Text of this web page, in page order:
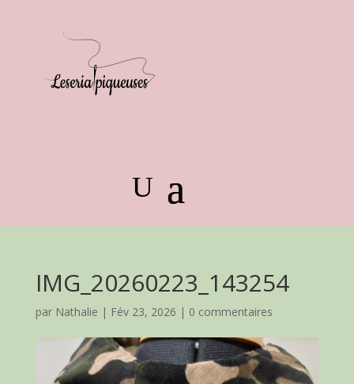
IMG_20260223_143254
par Nathalie | Fév 23, 2026 | 0 commentaires